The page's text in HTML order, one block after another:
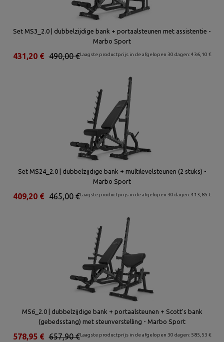
Set MS3_2.0 | dubbelzijdige bank + portaalsteunen met assistentie -
Marbo Sport
Laagste productprijs in de afgelopen 30 dagen: 436,10 €
490,00 €
431,20 €
Set MS24_2.0 | dubbelzijdige bank + multilevelsteunen (2 stuks) -
Marbo Sport
Laagste productprijs in de afgelopen 30 dagen: 413,85 €
465,00 €
409,20 €
MS6_2.0 | dubbelzijdige bank + portaalsteunen + Scott's bank
(gebedsstang) met steunverstelling - Marbo Sport
Laagste productprijs in de afgelopen 30 dagen: 585,53 €
657,90 €
578,95 €